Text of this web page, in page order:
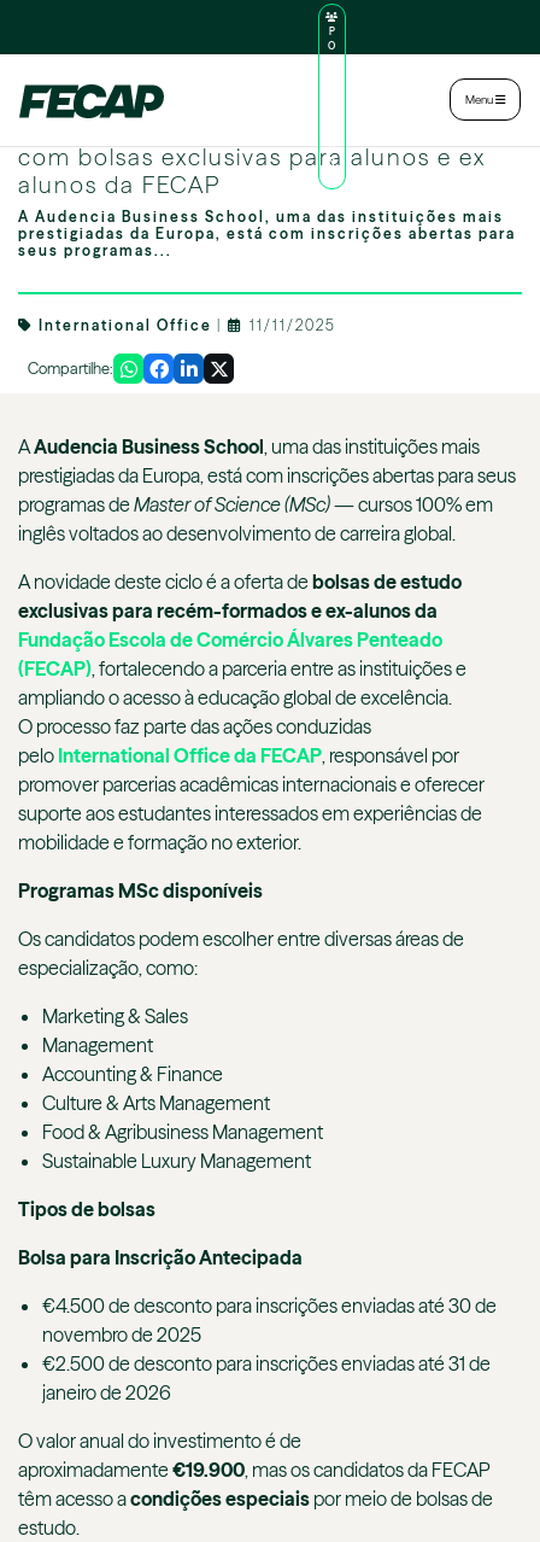
P
O
U
N
Menu
Audencia Business School abre inscrições
com bolsas exclusivas para alunos e ex
alunos da FECAP
A Audencia Business School, uma das instituições mais
prestigiadas da Europa, está com inscrições abertas para
seus programas...
International Office 11/11/2025
Compartilhe:
AAudencia Business School, uma das instituições mais
prestigiadas da Europa, está com inscrições abertas para seus
programas de Master of Science (MSc)— cursos 100% em
inglês voltados ao desenvolvimento de carreira global.
A novidade deste ciclo é a oferta de bolsas de estudo
exclusivas para recém-formados e ex-alunos da
Fundação Escola de Comércio Álvares Penteado
(FECAP), fortalecendo a parceria entre as instituições e
ampliando o acesso à educação global de excelência.
O processo faz parte das ações conduzidas
pelo International Office da FECAP, responsável por
promover parcerias acadêmicas internacionais e oferecer
suporte aos estudantes interessados em experiências de
mobilidade e formação no exterior.
Programas MSc disponíveis
Os candidatos podem escolher entre diversas áreas de
especialização, como:
Marketing & Sales
Management
Accounting & Finance
Culture & Arts Management
Food & Agribusiness Management
Sustainable Luxury Management
Tipos de bolsas
Bolsa para Inscrição Antecipada
€4.500 de desconto para inscrições enviadas até 30 de
novembro de 2025
€2.500 de desconto para inscrições enviadas até 31 de
janeiro de 2026
O valor anual do investimento é de
aproximadamente €19.900, mas os candidatos da FECAP
têm acesso acondições especiais por meio de bolsas de
estudo.